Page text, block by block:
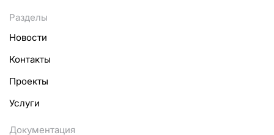
Разделы
Новости
Контакты
Проекты
Услуги
Документация